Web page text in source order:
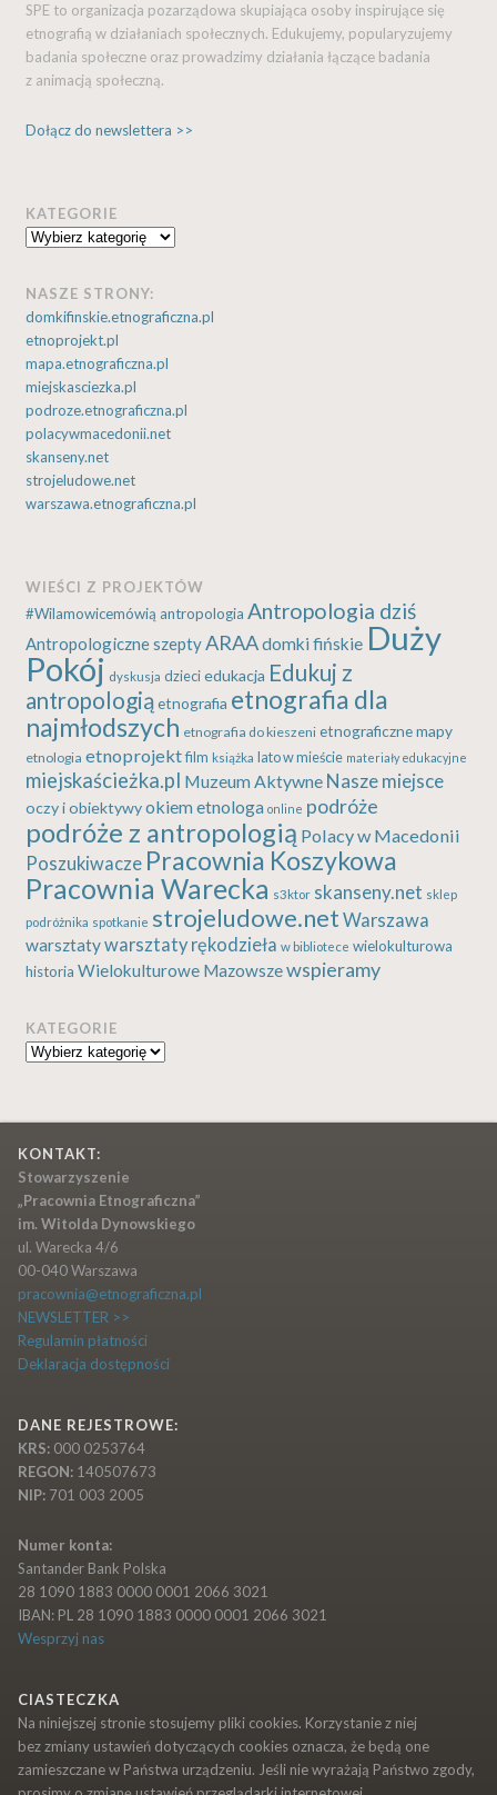
SPE to organizacja pozarządowa skupiająca osoby inspirujące się
etnografią w działaniach społecznych. Edukujemy, popularyzujemy
badania społeczne oraz prowadzimy działania łączące badania
z animacją społeczną.
Dołącz do newslettera >>
KATEGORIE
Kategorie
NASZE STRONY:
domkifinskie.etnograficzna.pl
etnoprojekt.pl
mapa.etnograficzna.pl
miejskasciezka.pl
podroze.etnograficzna.pl
polacywmacedonii.net
skanseny.net
strojeludowe.net
warszawa.etnograficzna.pl
WIEŚCI Z PROJEKTÓW
#Wilamowicemówią antropologia Antropologia dziś
Antropologiczne szeptyARAAdomki fińskie Duży
Pokój dyskusja dzieci edukacja Edukuj z
antropologiąetnografia etnografia dla
najmłodszych etnografia do kieszeni etnograficzne mapy
etnologia etnoprojekt film książka lato w mieście materiały edukacyjne
miejskaścieżka.pl Muzeum Aktywne Nasze miejsce
oczy i obiektywyokiem etnologa online podróże
podróże z antropologią Polacy w Macedonii
Poszukiwacze Pracownia Koszykowa
Pracownia Warecka s3ktor skanseny.net sklep
podróżnika spotkanie strojeludowe.net Warszawa
warsztatywarsztaty rękodzieła w bibliotece wielokulturowa
historia Wielokulturowe Mazowszewspieramy
KATEGORIE
Kategorie
KONTAKT:
Stowarzyszenie
„Pracownia Etnograficzna”
im. Witolda Dynowskiego
ul. Warecka 4/6
00-040 Warszawa
pracownia@etnograficzna.pl
NEWSLETTER >>
Regulamin płatności
Deklaracja dostępności
DANE REJESTROWE:
KRS:000 0253764
REGON:140507673
NIP:701 003 2005
Numer konta:
Santander Bank Polska
28 1090 1883 0000 0001 2066 3021
IBAN: PL 28 1090 1883 0000 0001 2066 3021
Wesprzyj nas
CIASTECZKA
Na niniejszej stronie stosujemy pliki cookies. Korzystanie z niej
bez zmiany ustawień dotyczących cookies oznacza, że będą one
zamieszczane w Państwa urządzeniu. Jeśli nie wyrażają Państwo zgody,